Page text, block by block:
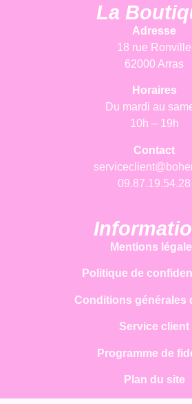
La
Adresse
18 rue Ronville
62000 Arras
Horaires
Du mardi au
10h – 19h
Contact
09.87.19.54.28
Mentions
Politique de
Conditions générales
Service client
Programme de
Plan du site